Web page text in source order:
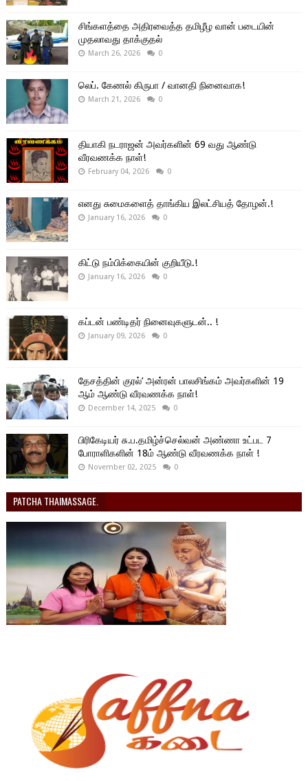
சிங்களத்தை அதிரவைத்த தமிழீழ வான் படையின்
முதலாவது தாக்குதல்
March 26, 2026 0
லெப். கேணல் கிருபா / வானதி நினைவாக!
March 21, 2026 0
தியாகி நடராஜன் அவர்களின் 69 வது ஆண்டு
வீரவணக்க நாள்!
February 04, 2026 0
எனது சுமைகளைத் தாங்கிய இலட்சியத் தோழன்.!
January 16, 2026 0
கிட்டு நம்பிக்கையின் குறியீடு.!
January 16, 2026 0
கப்டன் பண்டிதர் நினைவுகளுடன்.. !
January 09, 2026 0
தேசத்தின் குரல்’ அன்ரன் பாலசிங்கம் அவர்களின் 19
ஆம் ஆண்டு வீரவணக்க நாள்!
December 14, 2025 0
பிரிகேடியர் சு.ப.தமிழ்ச்செல்வன் அண்ணா உட்பட 7
போராளிகளின் 18ம் ஆண்டு வீரவணக்க நாள் !
November 02, 2025 0
PATCHA THAIMASSAGE.